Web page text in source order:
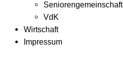
Seniorengemeinschaft
VdK
Wirtschaft
Impressum